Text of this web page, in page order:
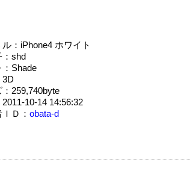
ル：iPhone4 ホワイト
：shd
：Shade
3D
259,740byte
2011-10-14 14:56:32
Ｄ： obata-d